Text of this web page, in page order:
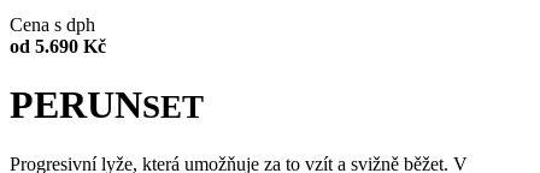
Cena s dph
od 5.690 Kč
PERUNSET
Progresivní lyže, která umožňuje za to vzít a svižně běžet. V